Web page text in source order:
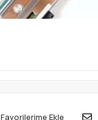
Favorilerime Ekle